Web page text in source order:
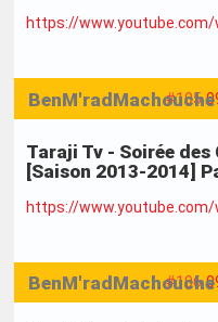
https://
#105
BenM'radMachouche
Taraji Tv - Soirée
[Saison 2013-2014]
https://www.youtube.com/
#106
BenM'radMachouche